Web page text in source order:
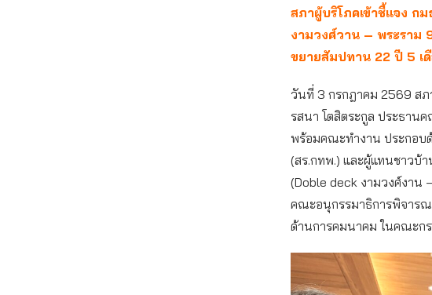
สภาผู้บริโภคเข้าชี้แจง ก
งามวงศ์วาน – พระราม
ขยายสัมปทาน 22 ปี 5 เ
วันที่ 3 กรกฎาคม 2569 สภ
รสนา โตสิตระกูล ประธาน
พร้อมคณะทำงาน ประกอบ
(สร.กทพ.) และผู้แทนชาวบ้
(Doble deck งามวงศ์งาน
คณะอนุกรรมาธิการพิจารณ
ด้านการคมนาคม ในคณะก